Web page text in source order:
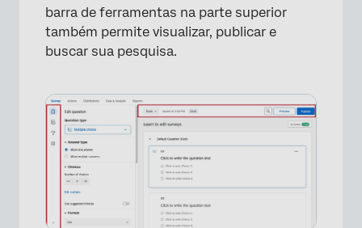
barra de ferramentas na parte superior
também permite visualizar, publicar e
buscar sua pesquisa.